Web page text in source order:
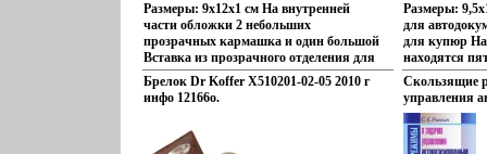
Размеры: 9х12х1 см На внутренней
части обложки 2 небольших
прозрачных кармашка и один большой
Вставка из прозрачного отделения для
пластиковой карты, 4 прозрачных
отделений для документов вфядл и
файла.
Брелок Dr Koffer X510201-02-05 2010 г
инфо 12166o.
Размеры:
для
для купюр На
находятся
другом - два
Скользящие
управления
синхронным
переплет,